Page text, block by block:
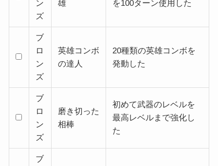
ン
ズ
雄
を100ターン使用した
ブ
ロ
ン
ズ
英雄コンボ
の達人
20種類の英雄コンボを
発動した
ブ
ロ
ン
ズ
磨き切った
相棒
初めて武器のレベルを
最高レベルまで強化し
た
ブ